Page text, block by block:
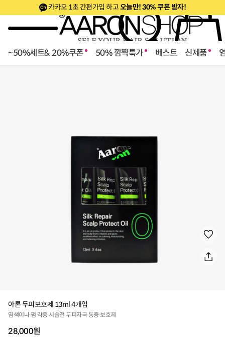
만! 30% 쿠폰 받자! 카카오 1초 간편가입 하고
~50%세트& 20%쿠폰 50% 깜짝특가 베스트 신제품
아론 두피보호제 13ml 4개입
염색이나 펌 각종 시술전 두피자극 통증 보호제
28,000원